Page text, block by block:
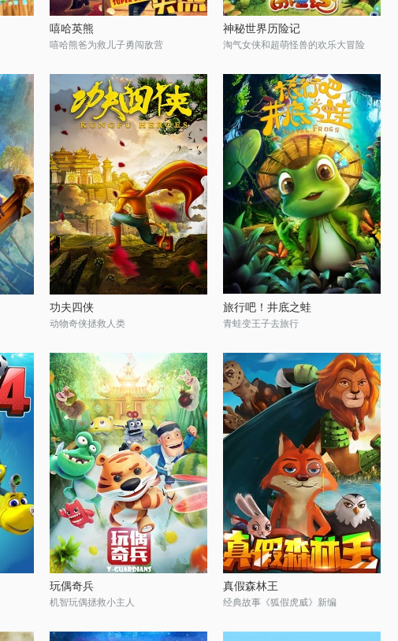
嘻哈英熊
嘻哈熊爸为救儿子勇闯敌营
神秘世界历险记
淘气女侠和超萌怪兽的欢乐大冒险
功夫四侠
动物奇侠拯救人类
旅行吧！井底之蛙
青蛙变王子去旅行
玩偶奇兵
机智玩偶拯救小主人
真假森林王
经典故事《狐假虎威》新编